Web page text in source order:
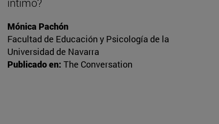
Mónica Pachón
Facultad de Educación y Psicología de la
Universidad de Navarra
Publicado en: The Conversation